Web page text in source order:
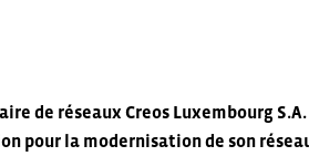
de réseaux Creos Luxembourg
pour la modernisation de son